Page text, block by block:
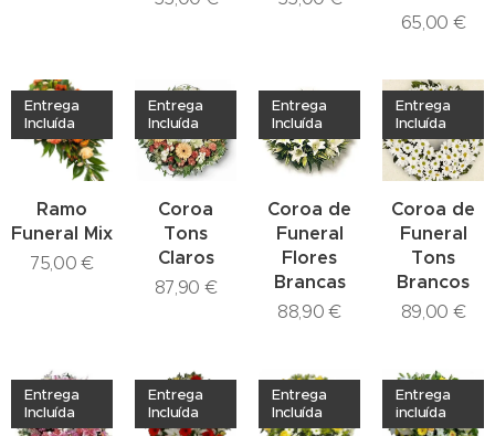
65,00 €
Ramo
Funeral Mix
Entrega
Incluída
75,00 €
Coroa
Tons
Claros
Entrega
Incluída
87,90 €
Coroa de
Funeral
Flores
Brancas
Entrega
Incluída
88,90 €
Coroa de
Funeral
Tons
Brancos
Entrega
Incluída
89,00 €
Entrega
Incluída
Entrega
Incluída
Entrega
Incluída
Entrega
incluída